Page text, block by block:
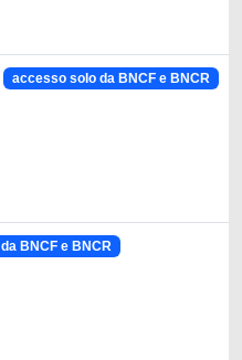
accesso solo da BNCF e BNCR
BNCF e BNCR